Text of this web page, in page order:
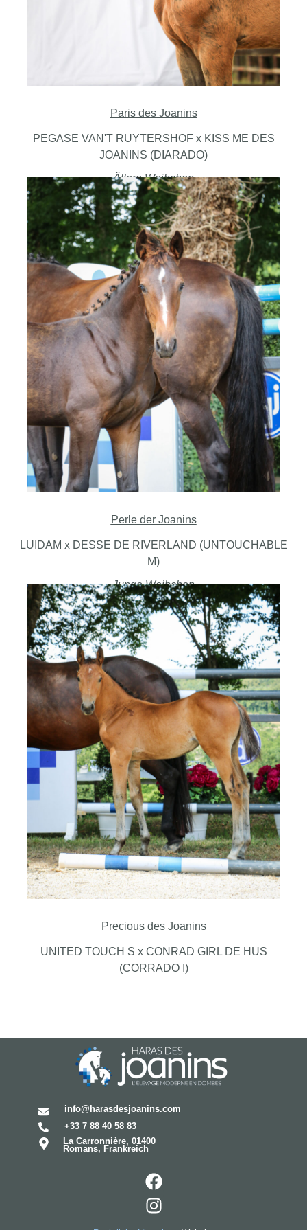
Paris des Joanins
PEGASE VAN'T RUYTERSHOF x KISS ME DES
JOANINS (DIARADO)
Ältere Weibchen
Perle der Joanins
LUIDAM x DESSE DE RIVERLAND (UNTOUCHABLE
M)
Junge Weibchen
Precious des Joanins
UNITED TOUCH S x CONRAD GIRL DE HUS
(CORRADO I)
info@harasdesjoanins.com
+33 7 88 40 58 83
La Carronnière, 01400
Romans, Frankreich